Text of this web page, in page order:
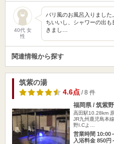
40代 女
性
バリ風のお風呂入りまし
ちいいし、シャワーの出
きまし…
関連情報から探す
筑紫の湯
4.6点/ 8 件
福岡県 / 筑紫
高田駅10.28km
JR九州鹿児島本
野I.Cよ…
営業時間 10:00
入浴料金 850円